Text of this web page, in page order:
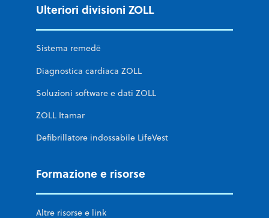
Ulteriori divisioni ZOLL
Sistema remedē
Diagnostica cardiaca ZOLL
Soluzioni software e dati ZOLL
ZOLL Itamar
Defibrillatore indossabile LifeVest
Formazione e risorse
Altre risorse e link